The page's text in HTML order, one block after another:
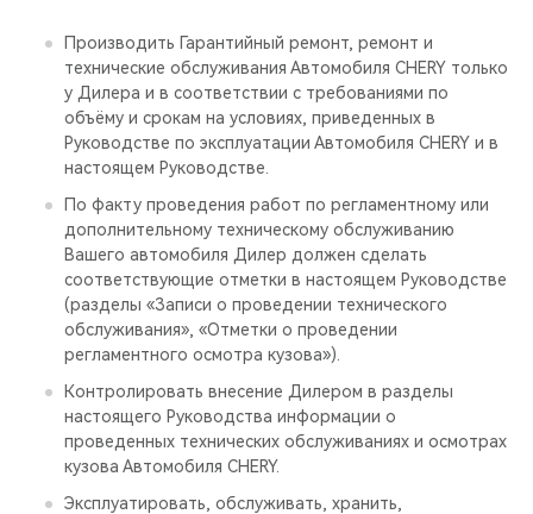
Производить Гарантийный ремонт, ремонт и
технические обслуживания Автомобиля CHERY только
у Дилера и в соответствии с требованиями по
объёму и срокам на условиях, приведенных в
Руководстве по эксплуатации Автомобиля CHERY и в
настоящем Руководстве.
По факту проведения работ по регламентному или
дополнительному техническому обслуживанию
Вашего автомобиля Дилер должен сделать
соответствующие отметки в настоящем Руководстве
(разделы «Записи о проведении технического
обслуживания», «Отметки о проведении
регламентного осмотра кузова»).
Контролировать внесение Дилером в разделы
настоящего Руководства информации о
проведенных технических обслуживаниях и осмотрах
кузова Автомобиля CHERY.
Эксплуатировать, обслуживать, хранить,